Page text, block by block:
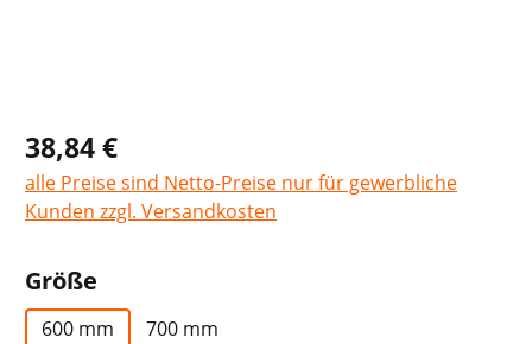
38,84 €
alle Preise sind Netto-Preise nur für gewerbliche
Kunden zzgl. Versandkosten
Größe
600 mm 700 mm